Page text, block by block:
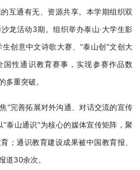
互通有无、资源共享。本学期组织双
龙活动3期。组织举办泰山·大学生影
创意中文诗歌大赛、“泰山创”文创大
国性通识教育赛事，实现参赛作品数
多重突破。
“完善拓展对外沟通、对话交流的宣传
泰山通识”为核心的媒体宣传矩阵，聚
；通识教育建设成果被中国教育报、
道30余次。